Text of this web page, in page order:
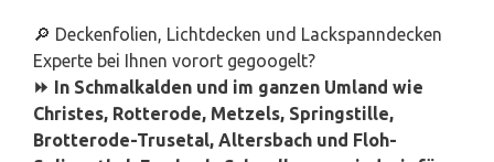
🔎 Deckenfolien, Lichtdecken und Lackspanndecken
Experte bei Ihnen vorort gegoogelt?
⏩ In Schmalkalden und im ganzen Umland wie
Christes, Rotterode, Metzels, Springstille,
Brotterode-Trusetal, Altersbach und Floh-